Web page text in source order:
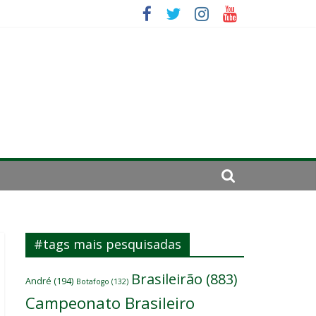
#tags mais pesquisadas
André (194) Botafogo (132) Brasileirão (883)
Campeonato Brasileiro